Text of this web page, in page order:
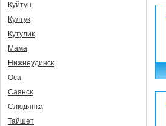
Куйтун
Култук
Кутулик
Мама
Нижнеудинск
Оса
Саянск
Слюдянка
Тайшет